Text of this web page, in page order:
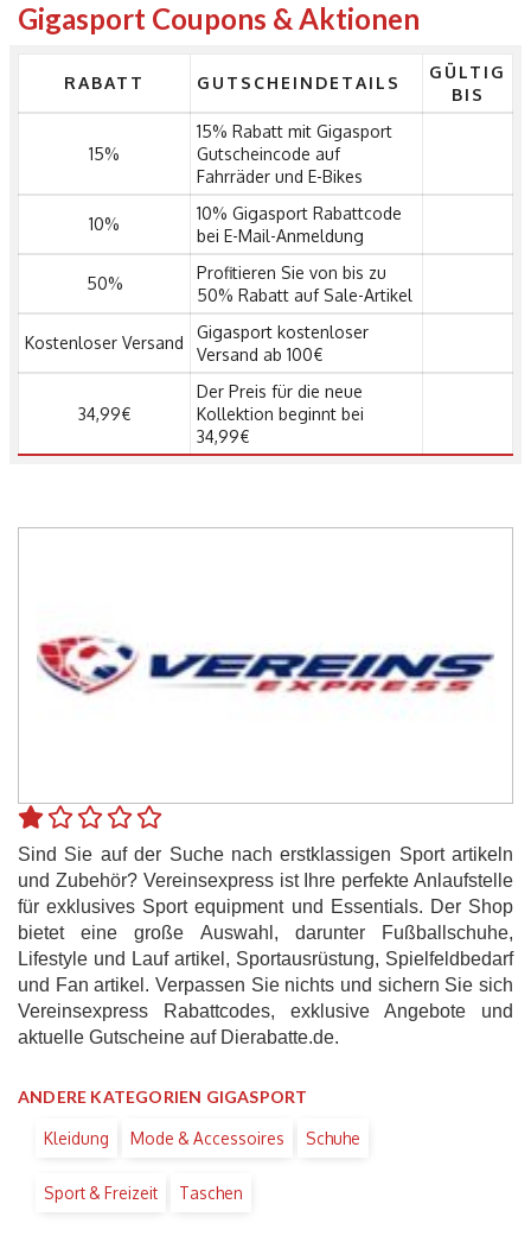
Gigasport Coupons & Aktionen
RABATT GUTSCHEINDETAILS
GÜLTIG
BIS
15%
15% Rabatt mit Gigasport
Gutscheincode auf
Fahrräder und E-Bikes
10%
10% Gigasport Rabattcode
bei E-Mail-Anmeldung
50%
Profitieren Sie von bis zu
50% Rabatt auf Sale-Artikel
Kostenloser Versand
Gigasport kostenloser
Versand ab 100€
34,99€
Der Preis für die neue
Kollektion beginnt bei
34,99€
Sind Sie auf der Suche nach erstklassigen Sport artikeln
und Zubehör? Vereinsexpress ist Ihre perfekte Anlaufstelle
für exklusives Sport equipment und Essentials. Der Shop
bietet eine große Auswahl, darunter Fußballschuhe,
Lifestyle und Lauf artikel, Sportausrüstung, Spielfeldbedarf
und Fan artikel. Verpassen Sie nichts und sichern Sie sich
Vereinsexpress Rabattcodes, exklusive Angebote und
aktuelle Gutscheine auf Dierabatte.de.
ANDERE KATEGORIEN GIGASPORT
Kleidung Mode & Accessoires Schuhe
Sport & Freizeit Taschen